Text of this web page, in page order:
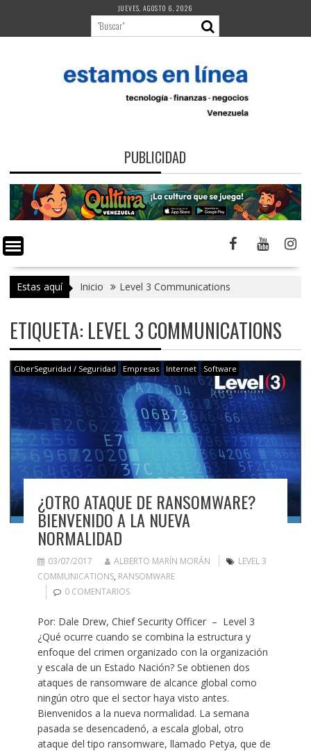
contenido
JUEVES, AGOSTO 6, 2026
PUBLICIDAD
Estas aquí Inicio Level 3 Communications
ETIQUETA: LEVEL 3 COMMUNICATIONS
CiberSeguridad / Seguridad Empresas Internet Software
¿OTRO ATAQUE DE RANSOMWARE?
BIENVENIDO A LA NUEVA
NORMALIDAD
03/07/2017 ALBERTO MARÍN MORÁN
LEVEL 3
COMMUNICATIONS, RANSOMWARE
0 COMENTARIOS
Por: Dale Drew, Chief Security Officer – Level 3
¿Qué ocurre cuando se combina la estructura y
enfoque del crimen organizado con la organización
y escala de un Estado Nación? Se obtienen dos
ataques de ransomware de alcance global como
ningún otro que el sector haya visto antes.
Bienvenidos a la nueva normalidad. La semana
pasada se desencadenó, a escala global, otro
ataque del tipo ransomware, llamado Petya, que de